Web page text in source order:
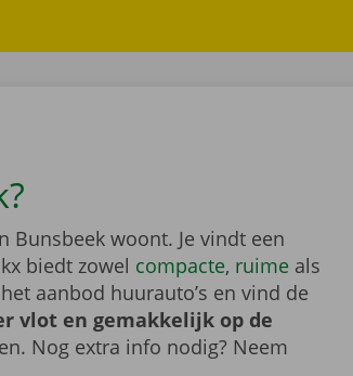
woont. Je vindt een
biedt zowel compacte, ruimeals
aanbod huurauto’s en vind de
vlot en gemakkelijk op de
Nog extra info nodig? Neem